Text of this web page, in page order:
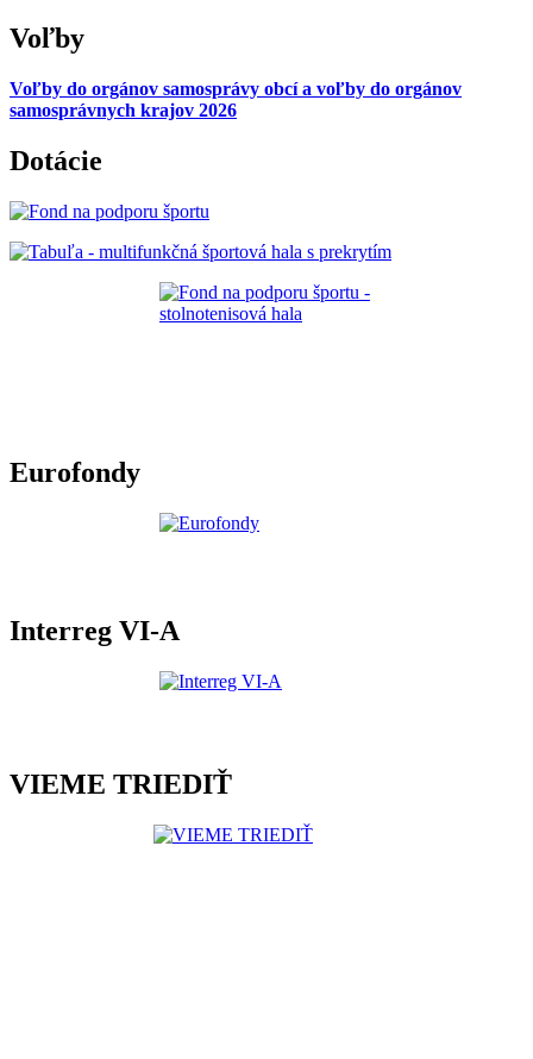
Voľby
Voľby do orgánov samosprávy obcí a voľby do orgánov
samosprávnych krajov 2026
Dotácie
Eurofondy
Interreg VI-A
VIEME TRIEDIŤ